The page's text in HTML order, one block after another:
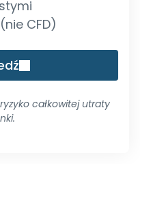
CFD)
całkowitej utraty